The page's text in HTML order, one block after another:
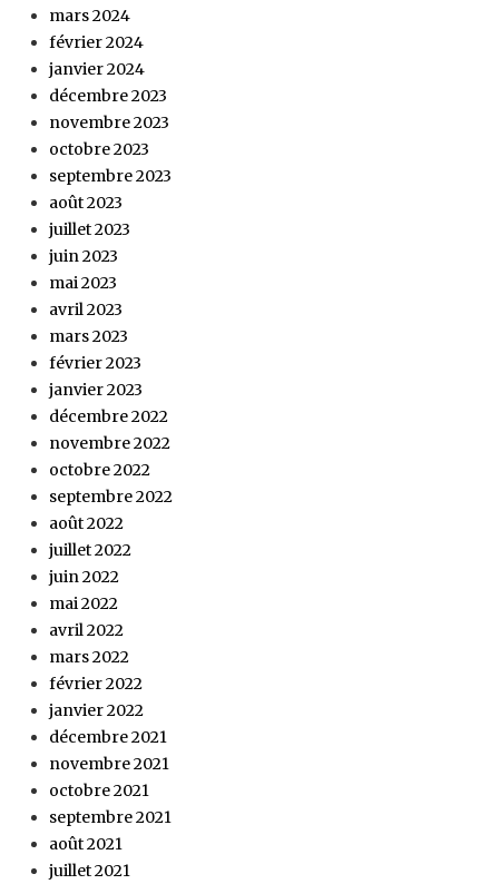
mars 2024
février 2024
janvier 2024
décembre 2023
novembre 2023
octobre 2023
septembre 2023
août 2023
juillet 2023
juin 2023
mai 2023
avril 2023
mars 2023
février 2023
janvier 2023
décembre 2022
novembre 2022
octobre 2022
septembre 2022
août 2022
juillet 2022
juin 2022
mai 2022
avril 2022
mars 2022
février 2022
janvier 2022
décembre 2021
novembre 2021
octobre 2021
septembre 2021
août 2021
juillet 2021